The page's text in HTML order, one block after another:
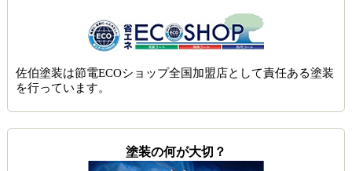
佐伯塗装は節電ECOショップ全国加盟店として責任ある塗装
を行っています。
塗装の何が大切？